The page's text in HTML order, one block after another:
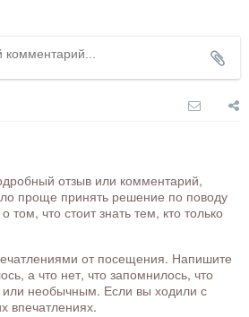
отзыв или комментарий,
проще принять решение по поводу
том, что стоит знать тем, кто только
от посещения. Напишите
а что нет, что запомнилось, что
или необычным. Если вы ходили с
впечатлениях.